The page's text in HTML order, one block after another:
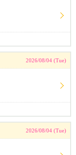
2026/08/04 (Tue)
2026/08/04 (Tue)